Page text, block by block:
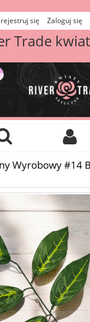
się Zaloguj się
Trade
Wyrobowy #14